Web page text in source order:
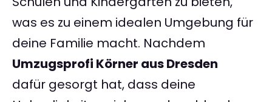
was es zu einem idealen Umgebung für
deine Familie macht. Nachdem
Umzugsprofi Körner aus Dresden
dafür gesorgt hat, dass deine